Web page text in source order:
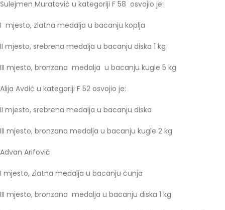
Sulejmen Muratović u kategoriji F 58 osvojio je:
I mjesto, zlatna medalja u bacanju koplja
II mjesto, srebrena medalja u bacanju diska 1 kg
III mjesto, bronzana medalja u bacanju kugle 5 kg
Alija Avdić u kategoriji F 52 osvojio je:
II mjesto, srebrena medalja u bacanju diska
III mjesto, bronzana medalja u bacanju kugle 2 kg
Advan Arifović
I mjesto, zlatna medalja u bacanju čunja
III mjesto, bronzana medalja u bacanju diska 1 kg